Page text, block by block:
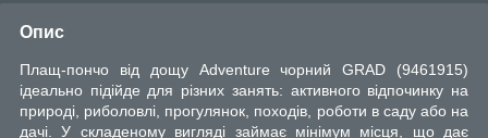
Опис
Плащ-пончо від дощу Adventure чорний GRAD (9461915)
ідеально підійде для різних занять: активного відпочинку на
природі, риболовлі, прогулянок, походів, роботи в саду або на
дачі. У складеному вигляді займає мінімум місця, що дає